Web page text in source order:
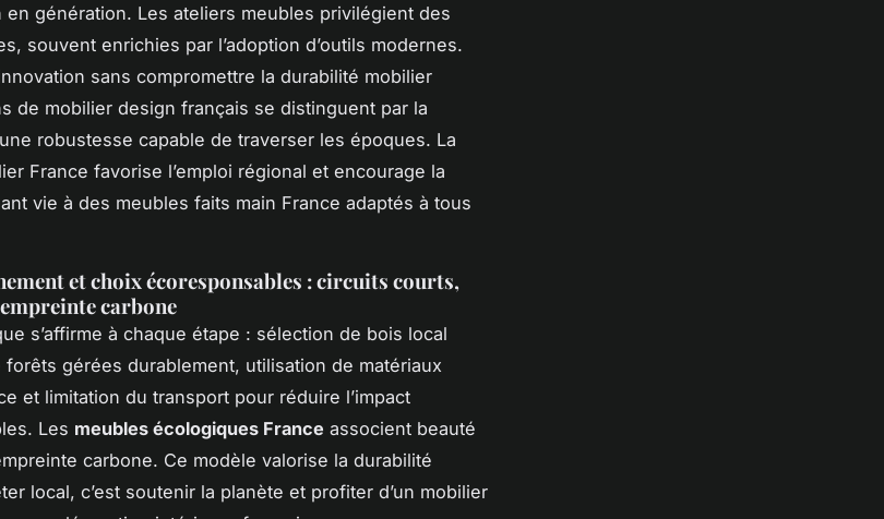
génération. Les ateliers meubles privilégient des
souvent enrichies par l’adoption d’outils modernes.
sans compromettre la durabilité mobilier
de mobilier design français se distinguent par la
robustesse capable de traverser les époques. La
France favorise l’emploi régional et encourage la
vie à des meubles faits main France adaptés à tous
et choix écoresponsables : circuits courts,
carbone
s’affirme à chaque étape : sélection de bois local
gérées durablement, utilisation de matériaux
et limitation du transport pour réduire l’impact
Les meubles écologiques France associent beauté
carbone. Ce modèle valorise la durabilité
local, c’est soutenir la planète et profiter d’un mobilier